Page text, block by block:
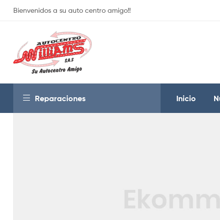
Bienvenidos a su auto centro amigo!!
Reparaciones Inicio